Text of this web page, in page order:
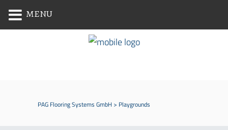
PAG Flooring Systems GmbH > Playgrounds
MENU